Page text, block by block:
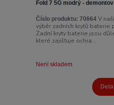
Fold 7 5G modrý -
Číslo produktu: 70664V
výběr zadních krytů
Zadní kryty baterie jsou
které zajišťuje ochra...
Není skladem